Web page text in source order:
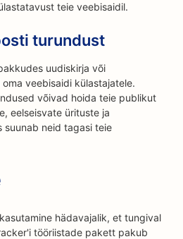
teie veebisaidil.
turundust
uudiskirja või
veebisaidi külastajatele.
võivad hoida teie publikut
eelseisvate ürituste ja
suunab neid tagasi teie
hädavajalik, et tungival
tööriistade pakett pakub